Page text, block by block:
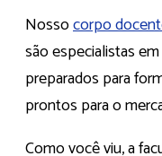
Nossocorpo
são especialistas
preparados para
prontos para o
Como você viu, a